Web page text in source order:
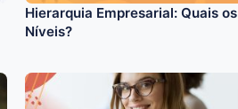
Hierarquia Empresarial: Quais os
Níveis?